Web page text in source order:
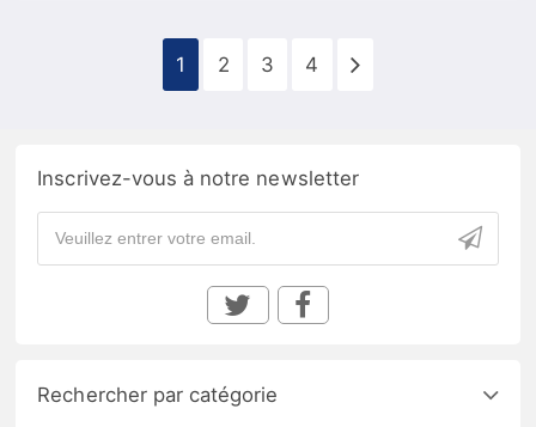
1 2 3 4
Inscrivez-vous à notre newsletter
Rechercher par catégorie